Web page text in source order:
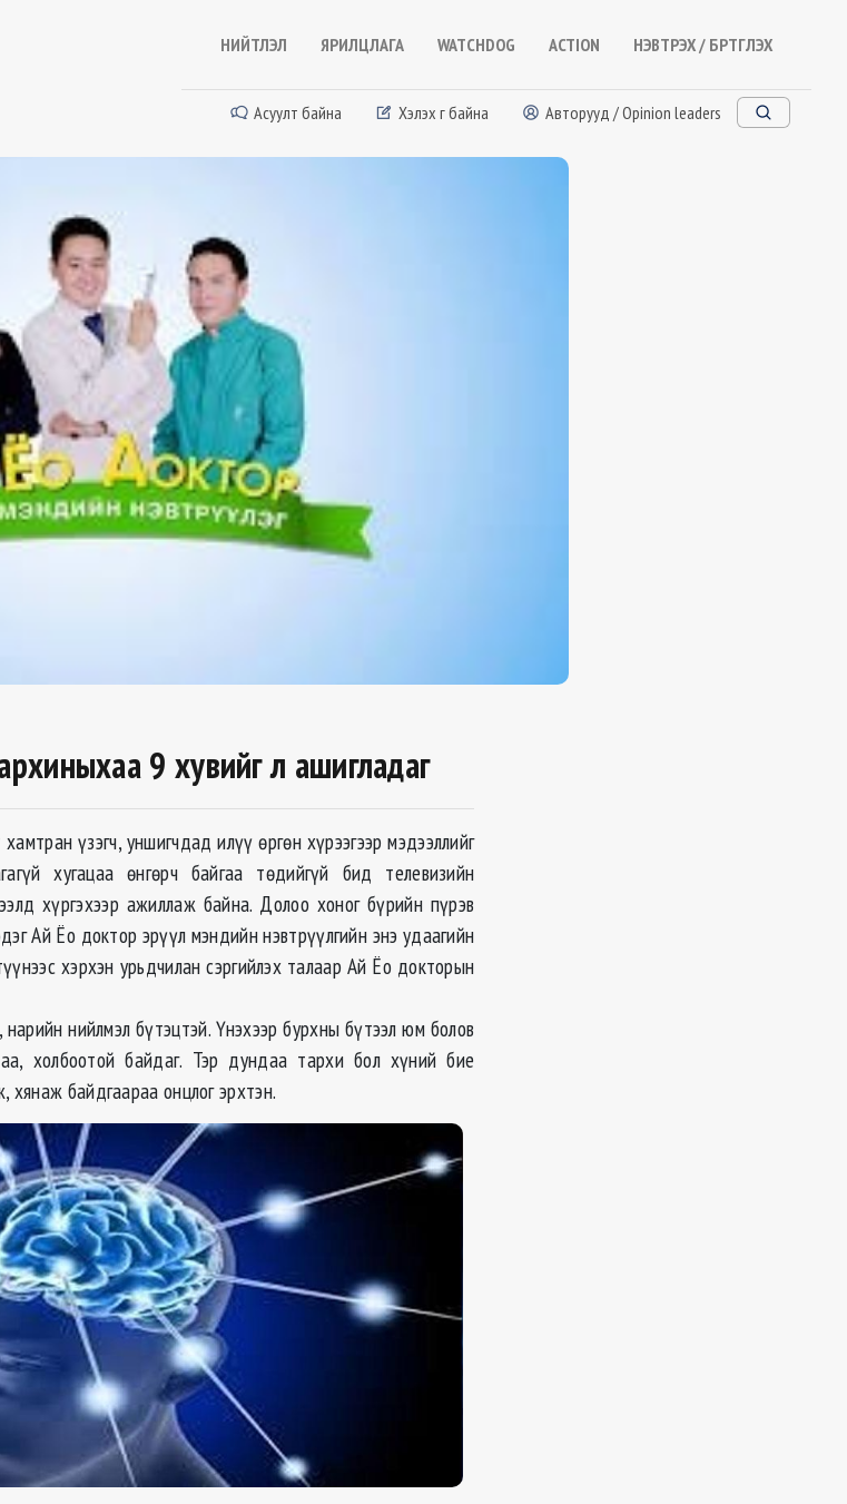
НИЙТЛЭЛ ЯРИЛЦЛАГА WATCHDOG ACTION НЭВТРЭХ / БҮРТГҮҮЛЭХ
Асуулт байна Хэлэх үг байна Авторууд / Opinion leaders
9 хувийг л ашигладаг
үзэгч, уншигчдад илүү өргөн хүрээгээр мэдээллийг
хугацаа өнгөрч байгаа төдийгүй бид телевизийн
хүргэхээр ажиллаж байна. Долоо хоног бүрийн пүрэв
Ай Ёо доктор эрүүл мэндийн нэвтрүүлгийн энэ удаагийн
хэрхэн урьдчилан сэргийлэх талаар Ай Ёо докторын
нийлмэл бүтэцтэй. Үнэхээр бурхны бүтээл юм болов
холбоотой байдаг. Тэр дундаа тархи бол хүний бие
байдгаараа онцлог эрхтэн.